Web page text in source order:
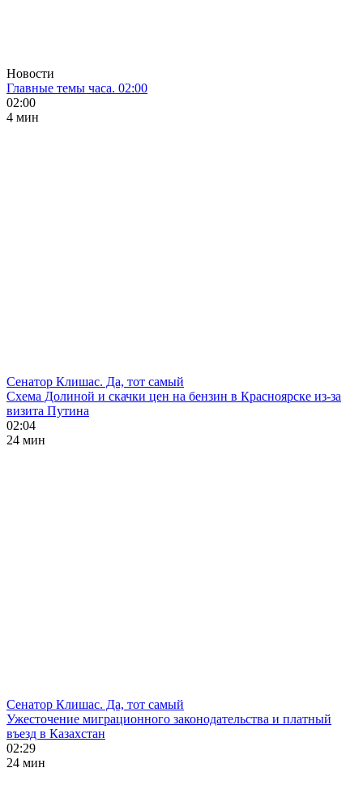
Новости
Главные темы часа. 02:00
02:00
4 мин
Сенатор Клишас. Да, тот самый
Схема Долиной и скачки цен на бензин в Красноярске из-за
визита Путина
02:04
24 мин
Сенатор Клишас. Да, тот самый
Ужесточение миграционного законодательства и платный
въезд в Казахстан
02:29
24 мин